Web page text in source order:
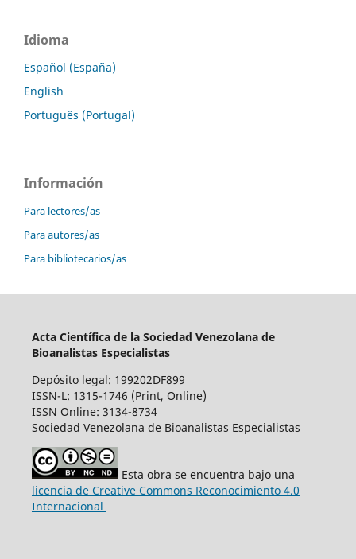
Idioma
Español (España)
English
Português (Portugal)
Información
Para lectores/as
Para autores/as
Para bibliotecarios/as
Acta Científica de la Sociedad Venezolana de
Bioanalistas Especialistas
Depósito legal: 199202DF899
ISSN-L: 1315-1746 (Print, Online)
ISSN Online: 3134-8734
Sociedad Venezolana de Bioanalistas Especialistas
Esta obra se encuentra bajo una
licencia de Creative Commons Reconocimiento 4.0
Internacional